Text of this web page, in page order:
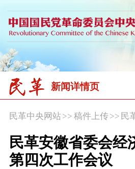
新闻详情页
民革中央网站>> 稿件上传 >> 民
民革安徽省委会经
第四次工作会议